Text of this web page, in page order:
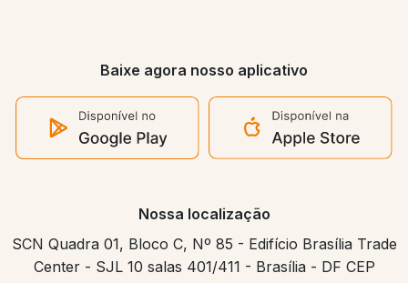
Baixe agora nosso aplicativo
Nossa localização
SCN Quadra 01, Bloco C, Nº 85 - Edifício Brasília Trade
Center - SJL 10 salas 401/411 - Brasília - DF CEP